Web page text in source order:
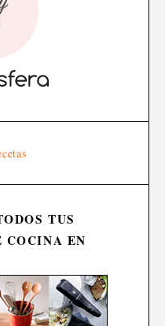
TUS
COCINA EN